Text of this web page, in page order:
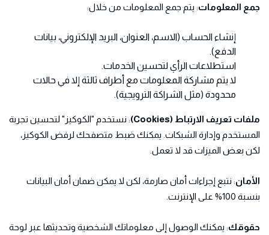
جمع المعلومات: يتم جمع المعلومات من خلال:
إنشاء الحساب (الاسم، العنوان، البريد الإلكتروني، بيانات
الدفع).
استطلاعات الرأي لتحسين الخدمات.
لا يتم مشاركة المعلومات مع أطراف ثالثة إلا في حالات
محدودة (مثل الشراكة الترويجية).
ملفات تعريف الارتباط (Cookies)
: نستخدم "الكوكيز" لتحسين تجربة
المستخدم وإدارة الشبكات. يمكنك ضبط متصفحك لرفض الكوكيز،
لكن بعض الميزات قد لا تعمل.
الأمان: نتبع إجراءات أمان صارمة، لكن لا يمكن ضمان أمان البيانات
بنسبة 100% على الإنترنت.
حقوقك: يمكنك الوصول إلى معلوماتك الشخصية وتحديثها عبر لوحة